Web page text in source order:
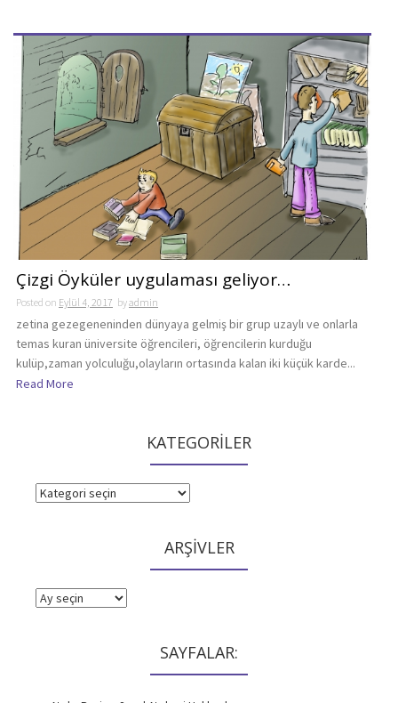
Çizgi Öyküler uygulaması geliyor…
Posted on Eylül 4, 2017 byadmin
zetina gezegeneninden dünyaya gelmiş bir grup uzaylı ve onlarla
temas kuran üniversite öğrencileri, öğrencilerin kurduğu
kulüp,zaman yolculuğu,olayların ortasında kalan iki küçük karde...
Read More
KATEGORİLER
KATEGORİLER
ARŞİVLER
ARŞİVLER
SAYFALAR: